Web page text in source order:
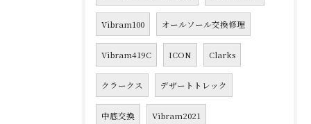
Vibram100 オールソール交換修理
Vibram419C ICON Clarks
クラークス デザートトレック
中底交換 Vibram2021